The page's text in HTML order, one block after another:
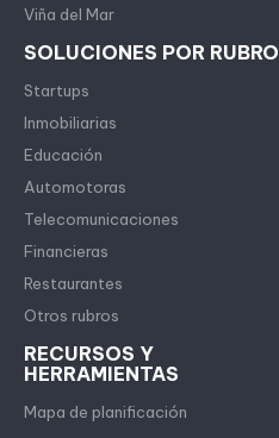
Viña del Mar
SOLUCIONES POR RUBRO
Startups
Inmobiliarias
Educación
Automotoras
Telecomunicaciones
Financieras
Restaurantes
Otros rubros
RECURSOS Y
HERRAMIENTAS
Mapa de planificación